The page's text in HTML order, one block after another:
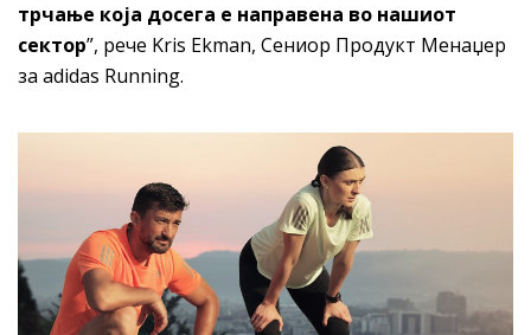
трчање која досега е направена во нашиот
сектор”, рече Kris Ekman, Сениор Продукт Менаџер
за adidas Running.